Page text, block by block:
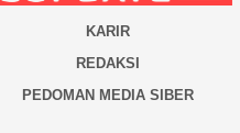
KARIR
REDAKSI
PEDOMAN MEDIA SIBER